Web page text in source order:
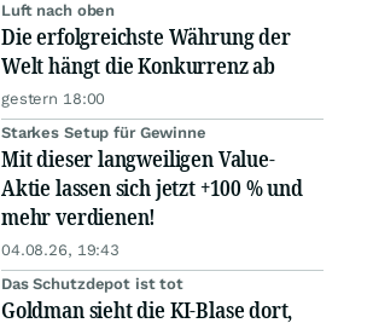
Luft nach oben
Die erfolgreichste Währung der
Welt hängt die Konkurrenz ab
gestern 18:00
Starkes Setup für Gewinne
Mit dieser langweiligen Value-
Aktie lassen sich jetzt +100 % und
mehr verdienen!
04.08.26, 19:43
Das Schutzdepot ist tot
Goldman sieht die KI-Blase dort,